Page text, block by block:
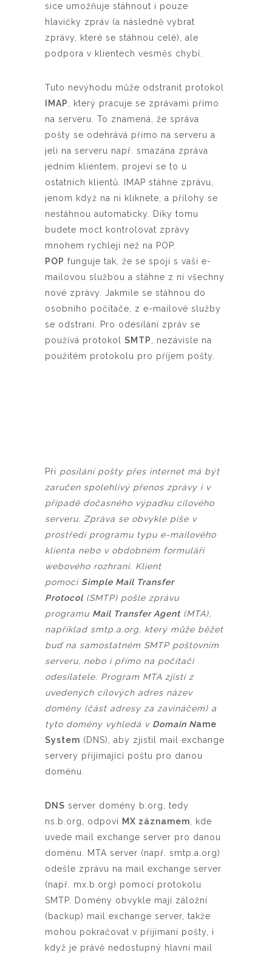
sice umožňuje stáhnout i pouze
hlavičky zpráv (a následně vybrat
zprávy, které se stáhnou celé), ale
podpora v klientech vesměs chybí.
Tuto nevýhodu může odstranit protokol
IMAP
, který pracuje se zprávami přímo
na serveru. To znamená, že správa
pošty se odehrává přímo na serveru a
jeli na serveru např. smazána zpráva
jedním klientem, projeví se to u
ostatních klientů. IMAP stáhne zprávu,
jenom když na ni kliknete, a přílohy se
nestáhnou automaticky. Díky tomu
budete moct kontrolovat zprávy
mnohem rychleji než na POP.
POP funguje tak, že se spojí s vaší e-
mailovou službou a stáhne z ní všechny
nové zprávy. Jakmile se stáhnou do
osobního počítače, z e-mailové služby
se odstraní.
Pro odesílání zpráv se
používá protokol SMTP
, nezávisle na
použitém protokolu pro příjem pošty.
Při posílání pošty přes internet má být
zaručen spolehlivý přenos zprávy i v
případě dočasného výpadku cílového
serveru. Zpráva se obvykle píše v
prostředí programu typu e-mailového
klienta nebo v obdobném formuláři
webového rozhraní. Klient
pomocí Simple Mail Transfer
Protocol (SMTP) pošle zprávu
programu Mail Transfer Agent (MTA),
například smtp.a.org, který může běžet
buď na samostatném SMTP poštovním
serveru, nebo i přímo na počítači
odesílatele. Program MTA zjistí z
uvedených cílových adres název
domény (část adresy za zavináčem) a
tyto domény vyhledá v Domain Name
System (DNS), aby zjistil mail exchange
servery přijímající poštu pro danou
doménu.
DNS server domény b.org, tedy
ns.b.org, odpoví MX záznamem , kde
uvede mail exchange server pro danou
doménu. MTA server (např. smtp.a.org)
odešle zprávu na mail exchange server
(např. mx.b.org) pomocí protokolu
SMTP. Domény obvykle mají záložní
(backup) mail exchange server, takže
mohou pokračovat v přijímaní pošty, i
když je právě nedostupný hlavní mail